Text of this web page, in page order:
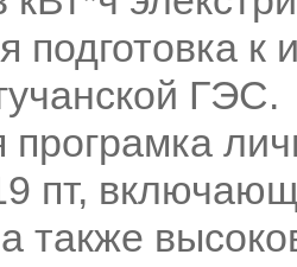
подготовка к
ГЭС.
пт,
также